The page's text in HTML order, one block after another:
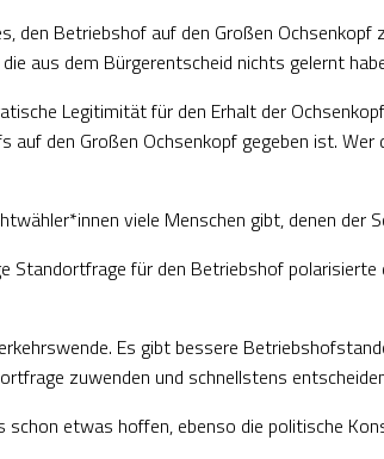
den Betriebshof auf den Großen
aus dem Bürgerentscheid nichts gelernt
Legitimität für den Erhalt der
den Großen Ochsenkopf gegeben ist.
viele Menschen gibt, denen
Standortfrage für den Betriebshof
Es gibt bessere
zuwenden und schnellstens
etwas hoffen, ebenso die politische